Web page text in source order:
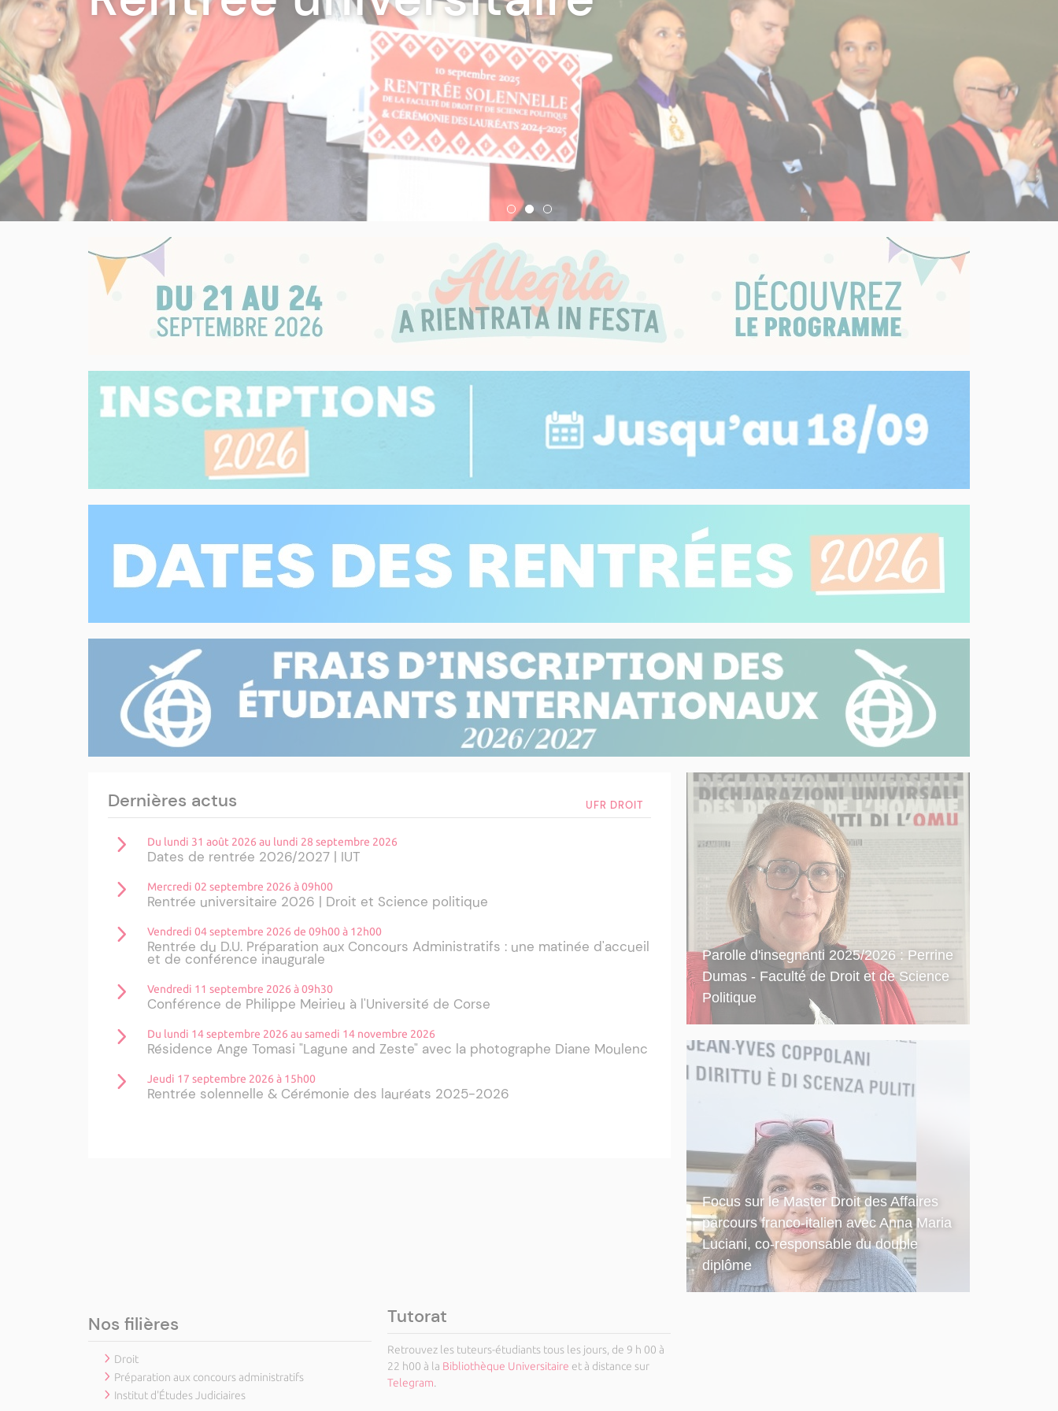
politique de Corse
Dernières actus UFR DROIT
Du lundi 31 août 2026 au lundi 28 septembre 2026
Dates de rentrée 2026/2027 | IUT
Mercredi 02 septembre 2026 à 09h00
Rentrée universitaire 2026 | Droit et Science politique
Vendredi 04 septembre 2026 de 09h00 à 12h00
Rentrée du D.U. Préparation aux Concours Administratifs : une matinée d'accueil
et de conférence inaugurale
Vendredi 11 septembre 2026 à 09h30
Conférence de Philippe Meirieu à l'Université de Corse
Du lundi 14 septembre 2026 au samedi 14 novembre 2026
Résidence Ange Tomasi "Lagune and Zeste" avec la photographe Diane Moulenc
Jeudi 17 septembre 2026 à 15h00
Rentrée solennelle & Cérémonie des lauréats 2025-2026
Rentrée de l’Institut d’Études Judiciaires
Souveraineté alimentaire : une journée d'étude franco-italienne en droit
Parolle d'insegnanti 2025/2026 : Perrine
Dumas - Faculté de Droit et de Science
Politique
Focus sur le Master Droit des Affaires
parcours franco-italien avec Anna Maria
Luciani, co-responsable du double
diplôme
Nos filières
Droit
Préparation aux concours administratifs
Institut d'Études Judiciaires
Tutorat
Retrouvez les tuteurs-étudiants tous les jours, de 9 h 00 à
22 h00 à la Bibliothèque Universitaire et à distance sur
Telegram